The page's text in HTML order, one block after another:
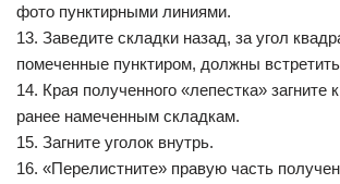
фото пунктирными линиями.
13. Заведите складки назад, за угол
помеченные пунктиром, должны
14. Края полученного «лепестка» загните
ранее намеченным складкам.
15. Загните уголок внутрь.
16. «Перелистните» правую часть